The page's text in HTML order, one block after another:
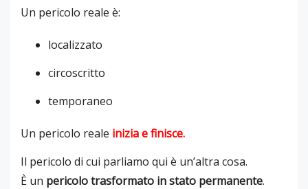
Un pericolo reale è:
localizzato
circoscritto
temporaneo
Un pericolo reale inizia e finisce.
Il pericolo di cui parliamo qui è un’altra cosa.
È un pericolo trasformato in stato permanente.